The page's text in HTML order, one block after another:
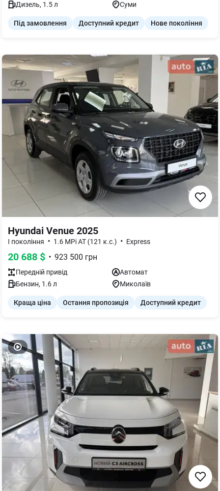
Дизель, 1.5л Суми
Під замовлення Доступний кредит Нове покоління
Hyundai Venue 2025
I покоління • 1.6 MPi AT (121 к.с.) • Express
20 688 $ • 923 500 грн
Передній привід
Автомат
Бензин, 1.6л Миколаїв
Краща ціна Остання пропозиція Доступний кредит